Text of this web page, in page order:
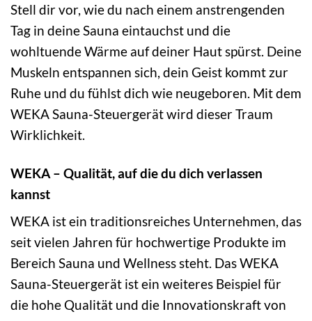
Stell dir vor, wie du nach einem anstrengenden
Tag in deine Sauna eintauchst und die
wohltuende Wärme auf deiner Haut spürst. Deine
Muskeln entspannen sich, dein Geist kommt zur
Ruhe und du fühlst dich wie neugeboren. Mit dem
WEKA Sauna-Steuergerät wird dieser Traum
Wirklichkeit.
WEKA – Qualität, auf die du dich verlassen
kannst
WEKA ist ein traditionsreiches Unternehmen, das
seit vielen Jahren für hochwertige Produkte im
Bereich Sauna und Wellness steht. Das WEKA
Sauna-Steuergerät ist ein weiteres Beispiel für
die hohe Qualität und die Innovationskraft von